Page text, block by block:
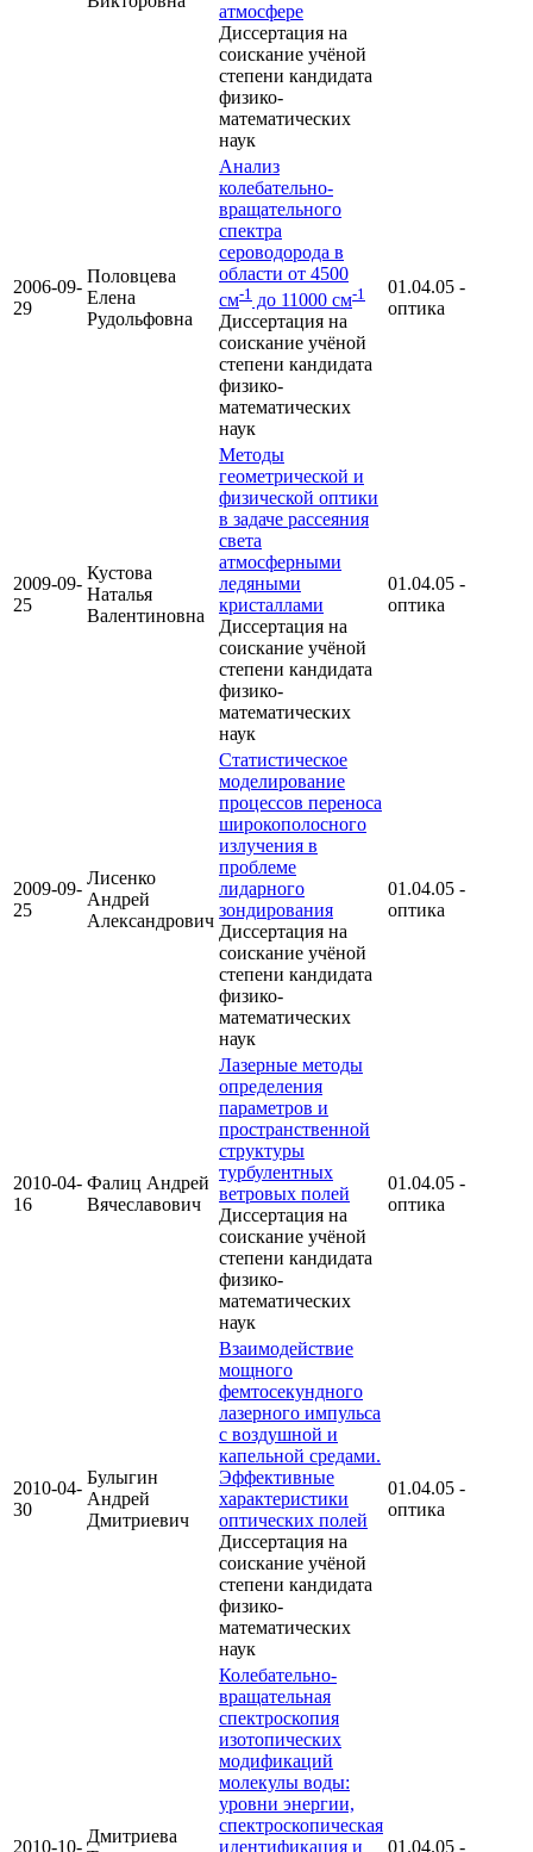
атмосфере
Диссертация на
соискание учёной
степени кандидата
физико-
математических
наук
2006-09-
29
Половцева
Елена
Рудольфовна
Анализ
колебательно-
вращательного
спектра
сероводорода в
области от 4500
см-1 до 11000 см-1
Диссертация на
соискание учёной
степени кандидата
физико-
математических
наук
01.04.05 -
оптика
2009-09-
25
Кустова
Наталья
Валентиновна
Методы
геометрической и
физической оптики
в задаче рассеяния
света
атмосферными
ледяными
кристаллами
Диссертация на
соискание учёной
степени кандидата
физико-
математических
наук
01.04.05 -
оптика
2009-09-
25
Лисенко
Андрей
Александрович
Статистическое
моделирование
процессов переноса
широкополосного
излучения в
проблеме
лидарного
зондирования
Диссертация на
соискание учёной
степени кандидата
физико-
математических
наук
01.04.05 -
оптика
2010-04-
16
Фалиц Андрей
Вячеславович
Лазерные методы
определения
параметров и
пространственной
структуры
турбулентных
ветровых полей
Диссертация на
соискание учёной
степени кандидата
физико-
математических
наук
01.04.05 -
оптика
2010-04-
30
Булыгин
Андрей
Дмитриевич
Взаимодействие
мощного
фемтосекундного
лазерного импульса
с воздушной и
капельной средами.
Эффективные
характеристики
оптических полей
Диссертация на
соискание учёной
степени кандидата
физико-
математических
наук
01.04.05 -
оптика
2010-10-
Дмитриева
Колебательно-
вращательная
спектроскопия
изотопических
модификаций
молекулы воды:
уровни энергии,
спектроскопическая
идентификация и
01.04.05 -